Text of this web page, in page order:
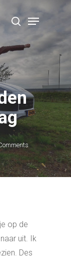
search
Menu
op de
uit. Ik
Des
Menu